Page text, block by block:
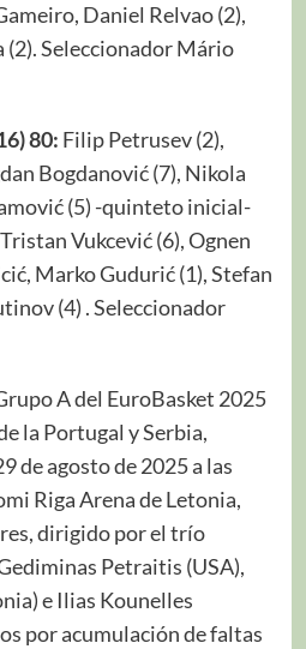
Daniel Relvao (2),
(2). Seleccionador Mário
80: Filip Petrusev (2),
Bogdanović (7), Nikola
(5) -quinteto inicial-
Vukcević (6), Ognen
Marko Gudurić (1), Stefan
(4) . Seleccionador
A del EuroBasket 2025
la Portugal y Serbia,
de agosto de 2025 a las
Riga Arena de Letonia,
dirigido por el trío
Petraitis (USA),
e Ilias Kounelles
por acumulación de faltas